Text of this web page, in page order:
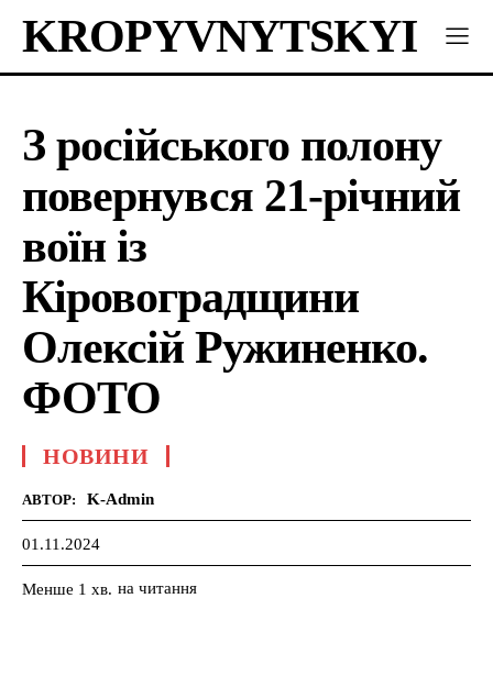
KROPYVNYTSKYI
З російського полону
повернувся 21-річний
воїн із
Кіровоградщини
Олексій Ружиненко.
ФОТО
НОВИНИ
АВТОР: K-Admin
01.11.2024
Менше 1 хв. на читання